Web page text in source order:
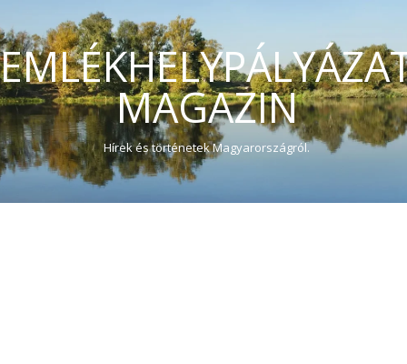
MAGAZIN
Hírek és történetek Magyarországról.